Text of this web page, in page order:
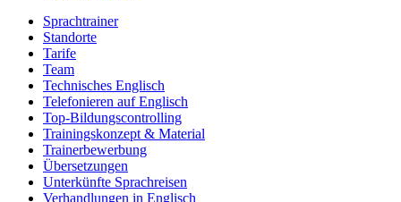
Sprachtrainer
Standorte
Tarife
Team
Technisches Englisch
Telefonieren auf Englisch
Top-Bildungscontrolling
Trainingskonzept & Material
Trainerbewerbung
Übersetzungen
Unterkünfte Sprachreisen
Verhandlungen in Englisch